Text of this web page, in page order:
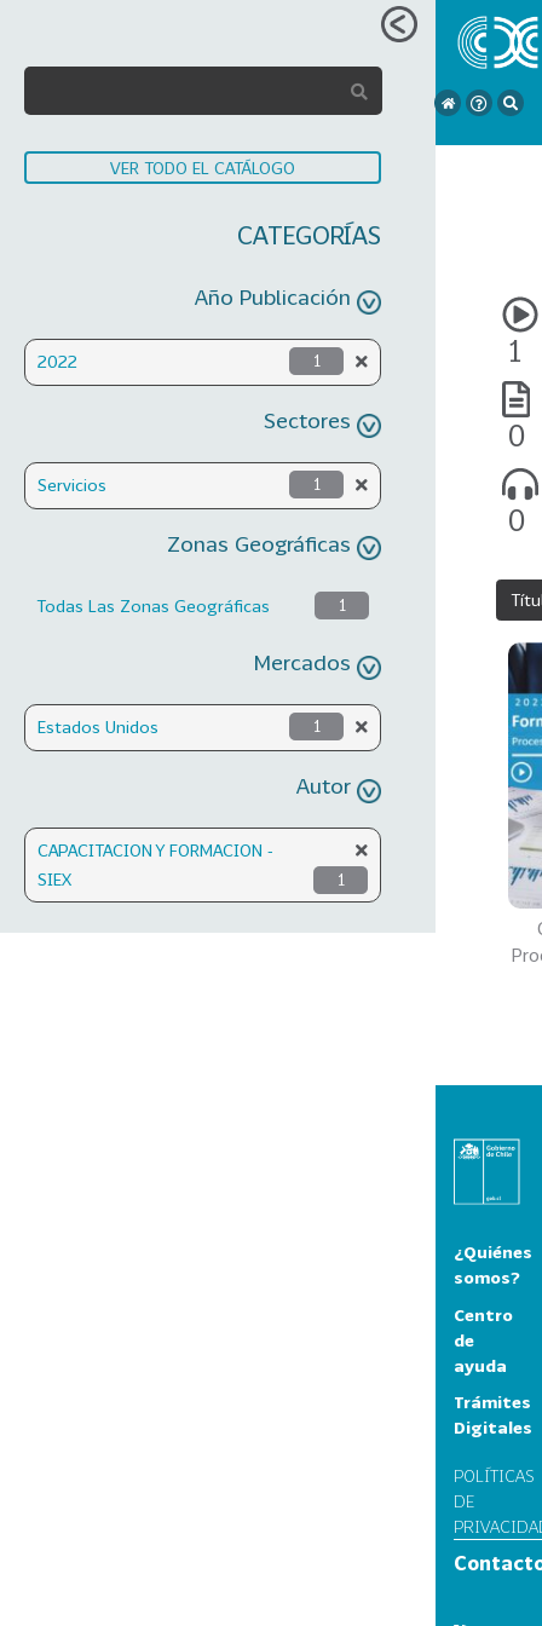
VER TODO EL CATÁLOGO
CATEGORÍAS
Año Publicación
2022 1
Sectores
Servicios 1
Zonas Geográficas
Todas Las Zonas Geográficas 1
Mercados
Estados Unidos 1
Autor
CAPACITACION Y FORMACION -
SIEX
1
1
0
0
¿Quiénes
somos?
Centro
de
ayuda
Trámites
Digitales
POLÍTICAS
DE